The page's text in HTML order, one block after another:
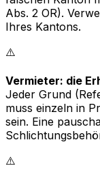
Abs. 2 OR).
Ihres Kantons.
⚠️
Vermieter: die
Jeder Grund
muss einzeln in
sein. Eine
⚠️